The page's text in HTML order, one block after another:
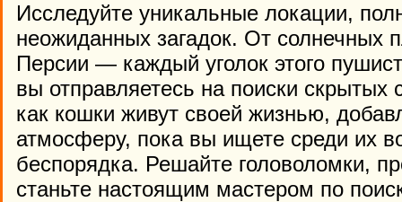
Исследуйте уникальные локации,
неожиданных загадок. От солнечных
Персии — каждый уголок этого
вы отправляетесь на поиски
как кошки живут своей жизнью,
атмосферу, пока вы ищете среди их
беспорядка. Решайте головоломки,
станьте настоящим мастером по